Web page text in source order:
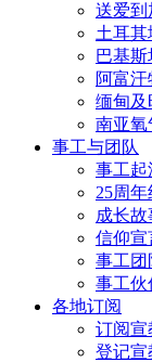
送爱到
土耳其
巴基
阿富
缅甸及
南亚氧
事工与团队
事工起
25周年
成长故
信仰宣
事工团
事工伙
各地订阅
订阅宣
登记宣